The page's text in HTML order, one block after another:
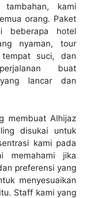
tambahan, kami
orang. Paket
beberapa hotel
nyaman, tour
suci, dan
buat
lancar dan
membuat Alhijaz
disukai untuk
kami pada
memahami jika
preferensi yang
menyesuaikan
Staff kami yang